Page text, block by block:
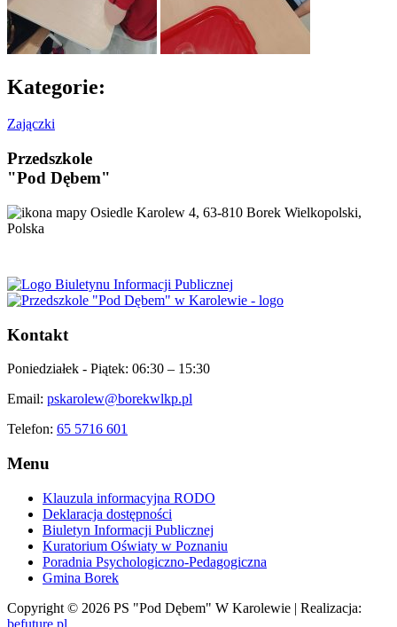
Kategorie:
Zajączki
Przedszkole
"Pod Dębem"
Osiedle Karolew 4, 63-810 Borek Wielkopolski,
Polska
Kontakt
Poniedziałek - Piątek: 06:30 – 15:30
Email: pskarolew@borekwlkp.pl
Telefon: 65 5716 601
Menu
Klauzula informacyjna RODO
Deklaracja dostępności
Biuletyn Informacji Publicznej
Kuratorium Oświaty w Poznaniu
Poradnia Psychologiczno-Pedagogiczna
Gmina Borek
Copyright © 2026 PS "Pod Dębem" W Karolewie | Realizacja:
befuture.pl